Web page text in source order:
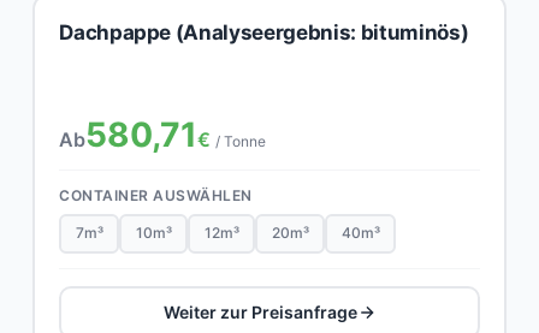
Dachpappe (Analyseergebnis: bituminös)
Ab580,71€ / Tonne
CONTAINER AUSWÄHLEN
7m³ 10m³ 12m³ 20m³ 40m³
Weiter zur Preisanfrage